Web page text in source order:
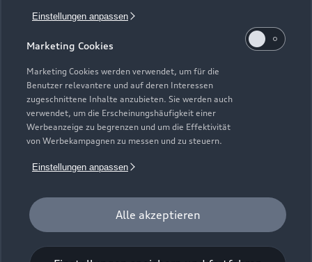
Einstellungen anpassen
Marketing Cookies
Marketing Cookies werden verwendet, um für die
Benutzer relevantere und auf deren Interessen
zugeschnittene Inhalte anzubieten. Sie werden auch
verwendet, um die Erscheinungshäufigkeit einer
Werbeanzeige zu begrenzen und um die Effektivität
von Werbekampagnen zu messen und zu steuern.
Einstellungen anpassen
Alle akzeptieren
Zur Reparatur